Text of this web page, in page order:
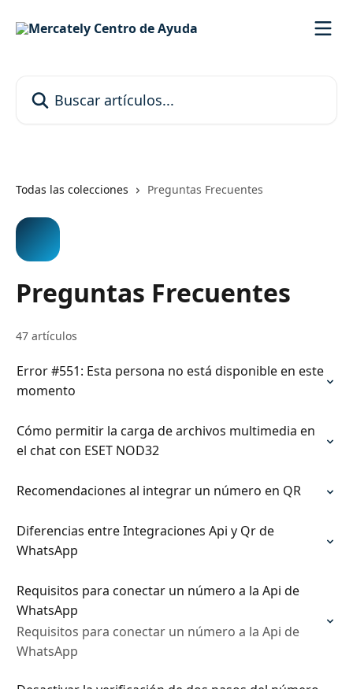
Todas las colecciones Preguntas Frecuentes
Preguntas Frecuentes
47 artículos
Error #551: Esta persona no está disponible en este
momento
Cómo permitir la carga de archivos multimedia en
el chat con ESET NOD32
Recomendaciones al integrar un número en QR
Diferencias entre Integraciones Api y Qr de
WhatsApp
Requisitos para conectar un número a la Api de
WhatsApp
Requisitos para conectar un número a la Api de
WhatsApp